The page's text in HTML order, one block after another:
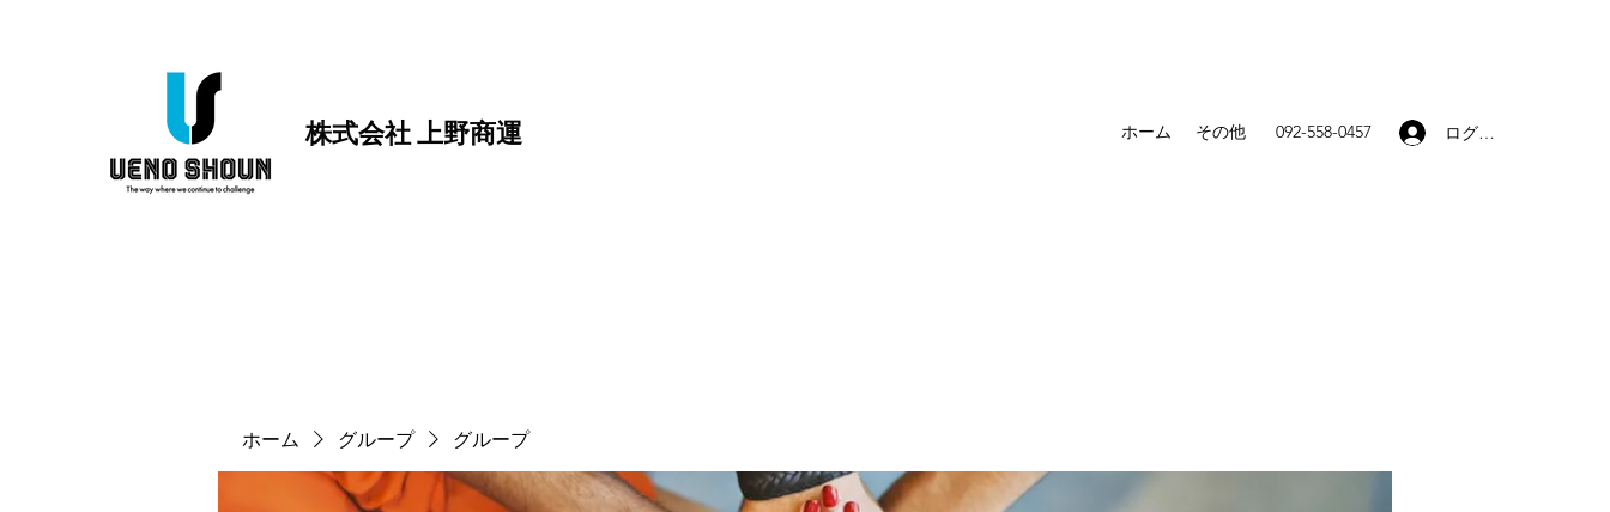
株式会社 上野商運 ホーム その他 092-558-0457 ログイン
ホーム グループ グループ